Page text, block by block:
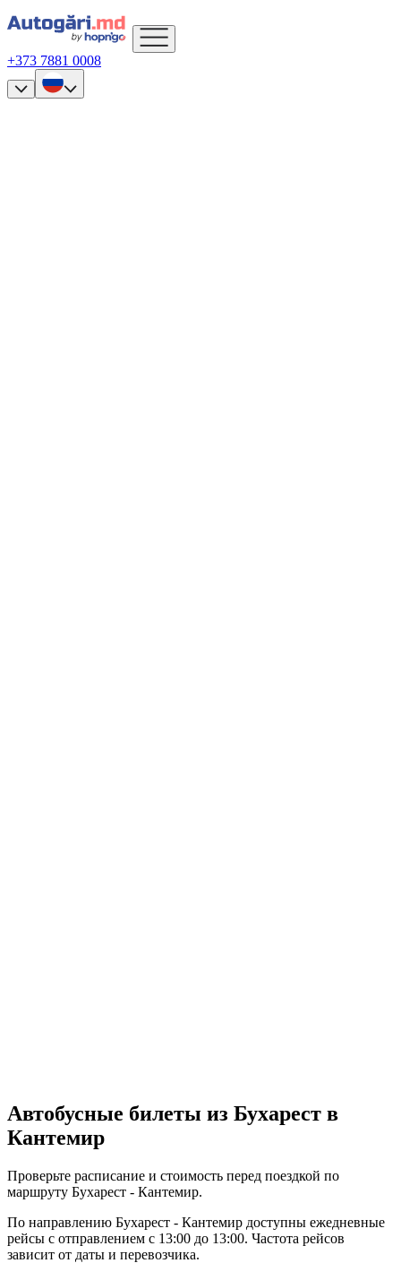
+373 7881 0008
Автобусные билеты из Бухарест в
Кантемир
Проверьте расписание и стоимость перед поездкой по
маршруту Бухарест - Кантемир.
По направлению Бухарест - Кантемир доступны ежедневные
рейсы с отправлением с 13:00 до 13:00. Частота рейсов
зависит от даты и перевозчика.